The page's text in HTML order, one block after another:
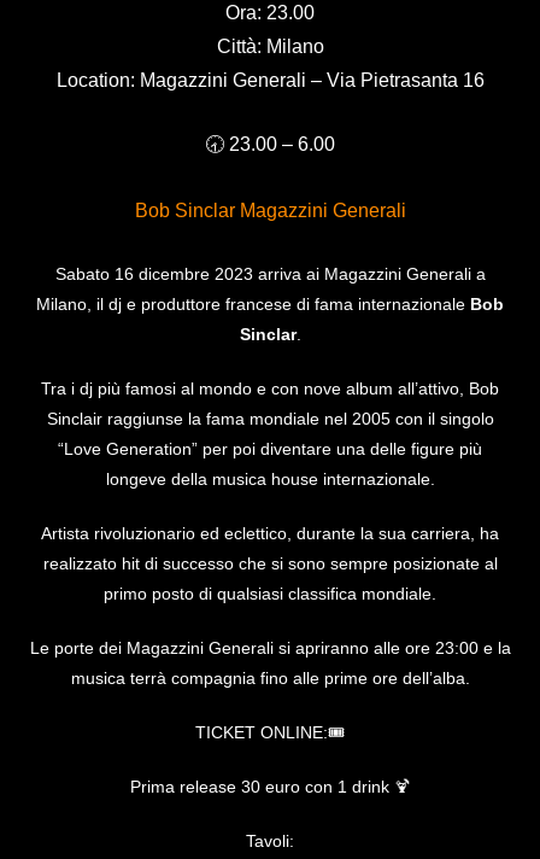
Ora: 23.00
Città: Milano
Location: Magazzini Generali – Via Pietrasanta 16
🕣 23.00 – 6.00
Bob Sinclar Magazzini Generali
Sabato 16 dicembre 2023 arriva ai Magazzini Generali a
Milano, il dj e produttore francese di fama internazionale Bob
Sinclar.
Tra i dj più famosi al mondo e con nove album all’attivo, Bob
Sinclair raggiunse la fama mondiale nel 2005 con il singolo
“Love Generation” per poi diventare una delle figure più
longeve della musica house internazionale.
Artista rivoluzionario ed eclettico, durante la sua carriera, ha
realizzato hit di successo che si sono sempre posizionate al
primo posto di qualsiasi classifica mondiale.
Le porte dei Magazzini Generali si apriranno alle ore 23:00 e la
musica terrà compagnia fino alle prime ore dell’alba.
TICKET ONLINE:🎟️
Prima release 30 euro con 1 drink 🍹
Tavoli: